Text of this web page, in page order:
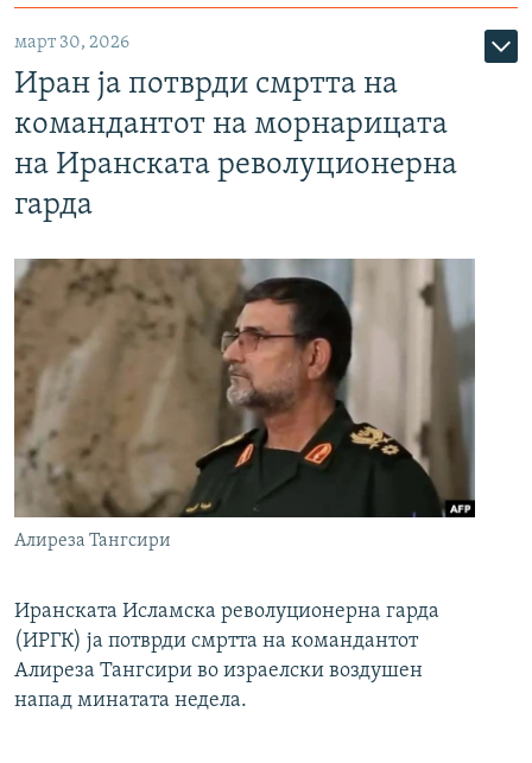
март 30, 2026
Иран ја потврди смртта на
командантот на морнарицата
на Иранската револуционерна
гарда
Алиреза Тангсири
Иранската Исламска револуционерна гарда
(ИРГК) ја потврди смртта на командантот
Алиреза Тангсири во израелски воздушен
напад минатата недела.